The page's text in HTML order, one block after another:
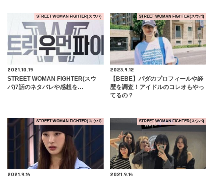
STREET WOMAN FIGHTER(スウパ)
2021.10.19
STREET WOMAN FIGHTER(スウ
パ)7話のネタバレや感想を…
STREET WOMAN FIGHTER(スウパ)
2023.9.12
【BEBE】パダのプロフィールや経
歴を調査！アイドルのコレオもやっ
てるの？
STREET WOMAN FIGHTER(スウパ)
2021.9.14
STREET WOMAN FIGHTER(スウパ)
2021.9.14